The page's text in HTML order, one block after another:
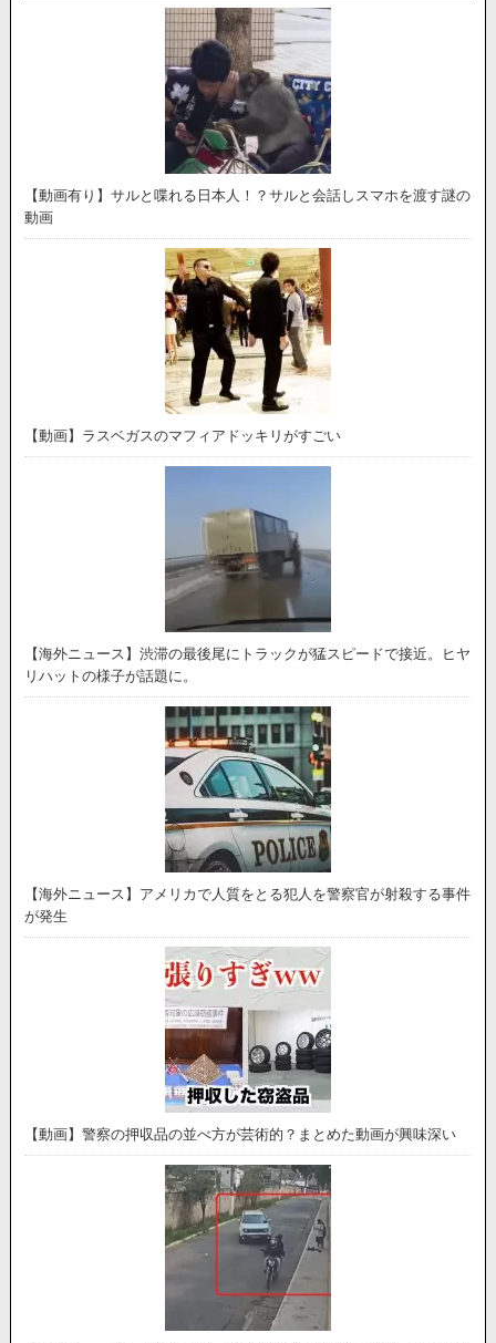
【動画有り】サルと喋れる日本人！？サルと会話しスマホを渡す謎の
動画
【動画】ラスベガスのマフィアドッキリがすごい
【海外ニュース】渋滞の最後尾にトラックが猛スピードで接近。ヒヤ
リハットの様子が話題に。
【海外ニュース】アメリカで人質をとる犯人を警察官が射殺する事件
が発生
【動画】警察の押収品の並べ方が芸術的？まとめた動画が興味深い